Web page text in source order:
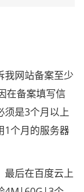
网站备案至少
在备案填写信
须是3个月以上
1个月的服务器
后在百度云上